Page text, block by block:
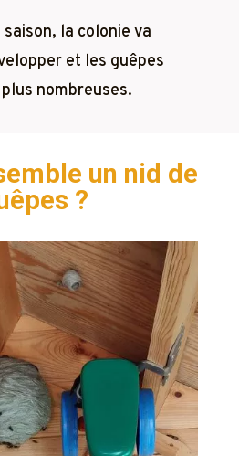
la colonie va
et les guêpes
nombreuses.
un nid de
?